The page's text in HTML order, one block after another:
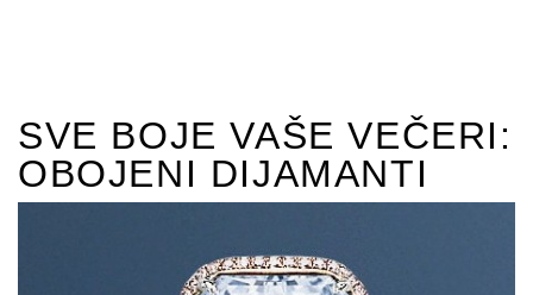
SVE BOJE VAŠE VEČERI:
OBOJENI DIJAMANTI